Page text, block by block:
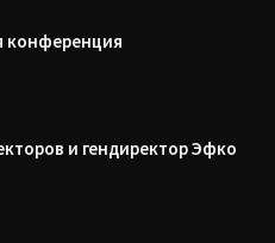
конференция
и гендиректор Эфко